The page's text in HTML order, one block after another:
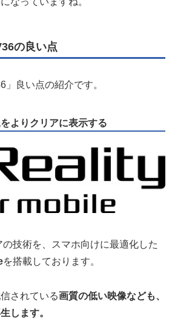
の良い点
」良い点の紹介です。
よりクリアに表示する
技術を、スマホ向けに最適化した
を搭載しております。
されている画質の低い映像なども、
します。